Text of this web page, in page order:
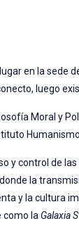
en la sede
luego
Moral y
control de
donde la
y la cultura
como la Galaxia